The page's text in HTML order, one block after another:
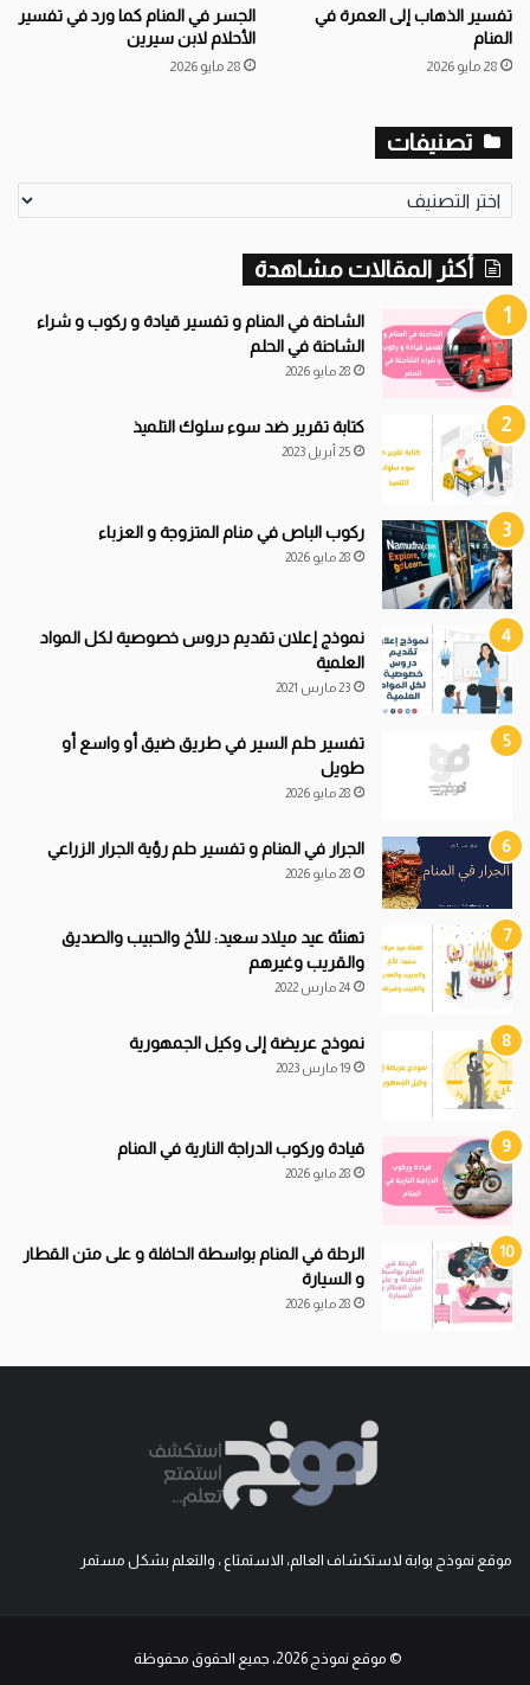
تفسير الذهاب إلى العمرة في
المنام
28 مايو 2026
الجسر في المنام كما ورد في تفسير
الأحلام لابن سيرين
28 مايو 2026
تصنيفات
ص
ف
ا
ت
أكثر المقالات مشاهدة
الشاحنة في المنام و تفسير قيادة و ركوب و شراء
الشاحنة في الحلم
28 مايو 2026
كتابة تقرير ضد سوء سلوك التلميذ
25 أبريل 2023
ركوب الباص في منام المتزوجة و العزباء
28 مايو 2026
نموذج إعلان تقديم دروس خصوصية لكل المواد
العلمية
23 مارس 2021
تفسير حلم السير في طريق ضيق أو واسع أو
طويل
28 مايو 2026
الجرار في المنام و تفسير حلم رؤية الجرار الزراعي
28 مايو 2026
تهنئة عيد ميلاد سعيد: للأخ والحبيب والصديق
والقريب وغيرهم
24 مارس 2022
نموذج عريضة إلى وكيل الجمهورية
19 مارس 2023
قيادةوركوب الدراجة النارية في المنام
28 مايو 2026
الرحلة في المنام بواسطة الحافلة و على متن القطار
و السيارة
28 مايو 2026
موقع نموذج بوابة لاستكشاف العالم، الاستمتاع ، والتعلم بشكل مستمر
© موقع نموذج 2026، جميع الحقوق محفوظة